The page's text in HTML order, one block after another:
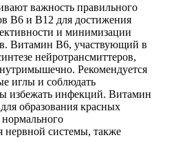
важность правильного
B6 и B12 для достижения
и минимизации
Витамин B6, участвующий в
нейротрансмиттеров,
Рекомендуется
иглы и соблюдать
избежать инфекций. Витамин
образования красных
нервной системы, также